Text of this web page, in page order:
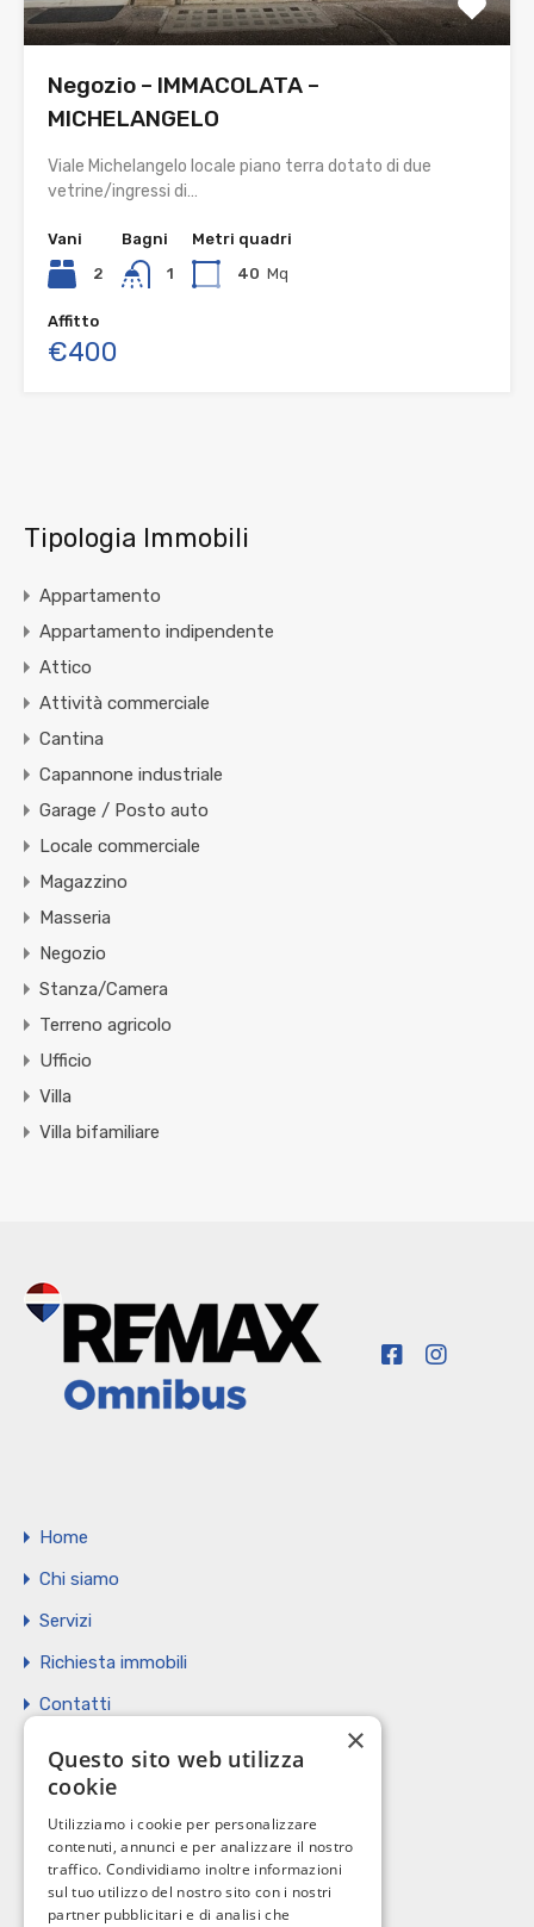
Negozio – IMMACOLATA –
MICHELANGELO
Viale Michelangelo locale piano terra dotato di due
vetrine/ingressi di…
Vani
2
Bagni
1
Metri quadri
40 Mq
Affitto
€400
Tipologia Immobili
Appartamento
Appartamento indipendente
Attico
Attività commerciale
Cantina
Capannone industriale
Garage / Posto auto
Locale commerciale
Magazzino
Masseria
Negozio
Stanza/Camera
Terreno agricolo
Ufficio
Villa
Villa bifamiliare
Home
Chi siamo
Servizi
Richiesta immobili
Contatti
Vendi il tuo immobile
Privacy Policy
Cookie policy
×
Questo sito web utilizza
cookie
Utilizziamo i cookie per personalizzare
contenuti, annunci e per analizzare il nostro
traffico. Condividiamo inoltre informazioni
sul tuo utilizzo del nostro sito con i nostri
partner pubblicitari e di analisi che